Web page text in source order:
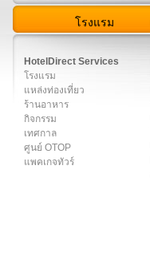
โรงแรม
HotelDirect Services
โรงแรม
แหล่งท่องเที่ยว
ร้านอาหาร
กิจกรรม
เทศกาล
ศูนย์ OTOP
แพคเกจทัวร์